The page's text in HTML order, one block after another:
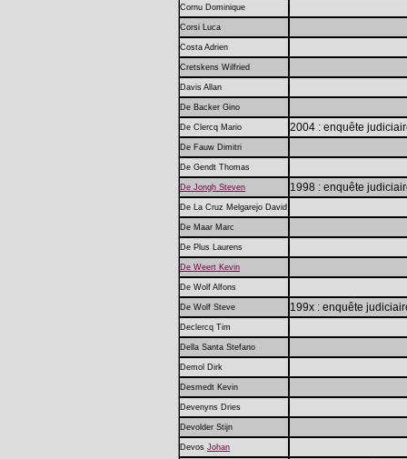
Cornu Dominique
Corsi Luca
Costa Adrien
Cretskens Wilfried
Davis Allan
De Backer Gino
De Clercq Mario 2004 : enquête
De Fauw Dimitri
De Gendt Thomas
De Jongh Steven 1998 : enquête
De La Cruz Melgarejo David
De Maar Marc
De Plus Laurens
De Weert Kevin
De Wolf Alfons
De Wolf Steve 199x : enquête
Declercq Tim
Della Santa Stefano
Demol Dirk
Desmedt Kevin
Devenyns Dries
Devolder Stijn
Devos Johan